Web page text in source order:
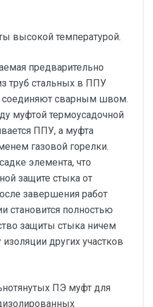
высокой температурой.
предварительно
труб стальных в ППУ
соединяют сварным швом.
муфтой термоусадочной
ППУ, а муфта
газовой горелки.
элемента, что
защите стыка от
завершения работ
становится полностью
защиты стыка ничем
изоляции других участков
ПЭ муфт для